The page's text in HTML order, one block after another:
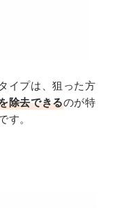
イプは、狙った方
除去できるのが特
。